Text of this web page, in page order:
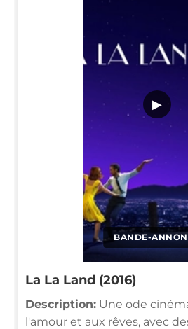
BANDE-
▶
La La Land (2016)
Description: Une ode
l'amour et aux rêves, avec